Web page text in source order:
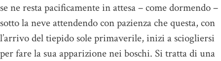
se ne resta pacificamente in attesa – come dormendo –
sotto la neve attendendo con pazienza che questa, con
l’arrivo del tiepido sole primaverile, inizi a sciogliersi
per fare la sua apparizione nei boschi. Si tratta di una